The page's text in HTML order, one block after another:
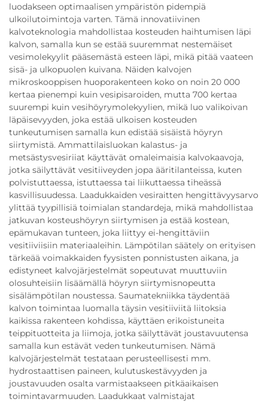
luodakseen optimaalisen ympäristön pidempiä
ulkoilutoimintoja varten. Tämä innovatiivinen
kalvoteknologia mahdollistaa kosteuden haihtumisen läpi
kalvon, samalla kun se estää suuremmat nestemäiset
vesimolekyylit pääsemästä esteen läpi, mikä pitää vaateen
sisä- ja ulkopuolen kuivana. Näiden kalvojen
mikroskooppisen huoporakenteen koko on noin 20 000
kertaa pienempi kuin vesipisaroiden, mutta 700 kertaa
suurempi kuin vesihöyrymolekyylien, mikä luo valikoivan
läpäisevyyden, joka estää ulkoisen kosteuden
tunkeutumisen samalla kun edistää sisäistä höyryn
siirtymistä. Ammattilaisluokan kalastus- ja
metsästysvesiriiat käyttävät omaleimaisia kalvokaavoja,
jotka säilyttävät vesitiiveyden jopa ääritilanteissa, kuten
polvistuttaessa, istuttaessa tai liikuttaessa tiheässä
kasvillisuudessa. Laadukkaiden vesiraitten hengittävyysarvo
ylittää tyypillisiä toimialan standardeja, mikä mahdollistaa
jatkuvan kosteushöyryn siirtymisen ja estää kostean,
epämukavan tunteen, joka liittyy ei-hengittäviin
vesitiiviisiin materiaaleihin. Lämpötilan säätely on erityisen
tärkeää voimakkaiden fyysisten ponnistusten aikana, ja
edistyneet kalvojärjestelmät sopeutuvat muuttuviin
olosuhteisiin lisäämällä höyryn siirtymisnopeutta
sisälämpötilan noustessa. Saumatekniikka täydentää
kalvon toimintaa luomalla täysin vesitiiviitä liitoksia
kaikissa rakenteen kohdissa, käyttäen erikoistuneita
teippituotteita ja liimoja, jotka säilyttävät joustavuutensa
samalla kun estävät veden tunkeutumisen. Nämä
kalvojärjestelmät testataan perusteellisesti mm.
hydrostaattisen paineen, kulutuskestävyyden ja
joustavuuden osalta varmistaakseen pitkäaikaisen
toimintavarmuuden. Laadukkaat valmistajat